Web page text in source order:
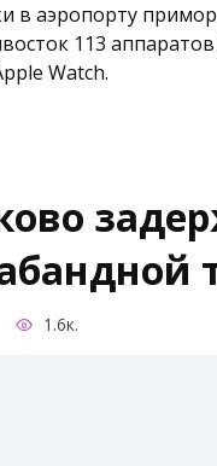
в аэропорту
113
Watch.
1.6к.